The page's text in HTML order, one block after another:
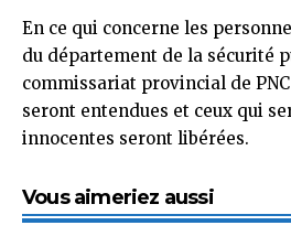
En ce qui concerne les
du département de la sécurité
commissariat provincial de
seront entendues et ceux qui
innocentes seront libérées.
Vous aimeriez aussi